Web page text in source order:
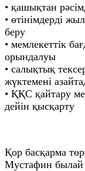
• қашықтан
• өтінімдерді
беру
• мемлекеттік
орындалуы
• салықтық
жүктемені
• ҚҚС қайтару
дейін қысқарту
Қор басқарма
Мустафин былай